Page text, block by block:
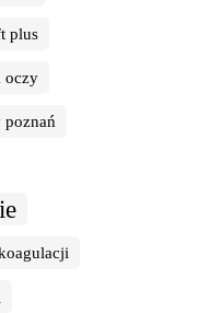
plus
oczy
poznań